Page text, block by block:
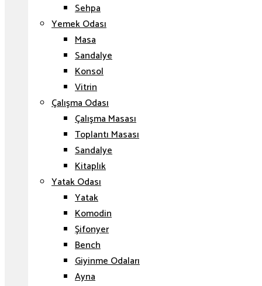
Sehpa
Yemek Odası
Masa
Sandalye
Konsol
Vitrin
Çalışma Odası
Çalışma Masası
Toplantı Masası
Sandalye
Kitaplık
Yatak Odası
Yatak
Komodin
Şifonyer
Bench
Giyinme Odaları
Ayna